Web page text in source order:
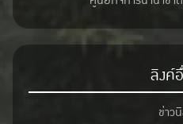
ลิงค์
ข่าว